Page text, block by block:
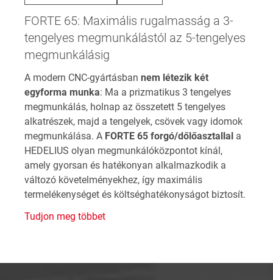
FORTE 65: Maximális rugalmasság a 3-
tengelyes megmunkálástól az 5-tengelyes
megmunkálásig
A modern CNC-gyártásban nem létezik két
egyforma munka: Ma a prizmatikus 3 tengelyes
megmunkálás, holnap az összetett 5 tengelyes
alkatrészek, majd a tengelyek, csövek vagy idomok
megmunkálása. A FORTE 65 forgó/dőlőasztallal a
HEDELIUS olyan megmunkálóközpontot kínál,
amely gyorsan és hatékonyan alkalmazkodik a
változó követelményekhez, így maximális
termelékenységet és költséghatékonyságot biztosít.
Tudjon meg többet